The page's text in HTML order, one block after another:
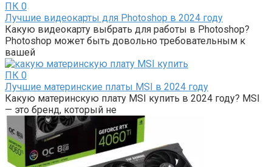
ПК 0
Лучшие видеокарты для Photoshop в 2024 году
Какую видеокарту выбрать для работы в Photoshop?
Photoshop может быть довольно требовательным к
вашей
ПК 0
Лучшие материнские платы MSI в 2024 году
Какую материнскую плату MSI купить в 2024 году? MSI
— это бренд, который не